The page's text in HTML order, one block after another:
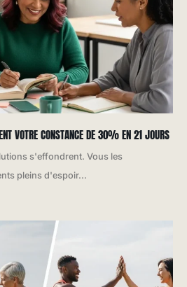
VOTRE CONSTANCE DE 30% EN 21 JOURS
s'effondrent. Vous les
pleins d'espoir...